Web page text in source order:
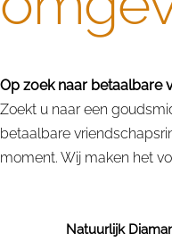
Op zoek naar betaalbare
Zoekt u naar een
betaalbare
moment. Wij maken het
Natuurlijk